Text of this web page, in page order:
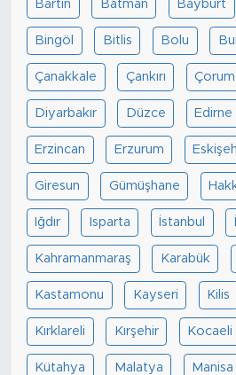
Bartın Batman Bayburt
Bingöl Bitlis Bolu
Çanakkale Çankırı Çorum
Diyarbakır Düzce Edirne
Erzincan Erzurum
Giresun Gümüşhane
Iğdır Isparta İstanbul
Kahramanmaraş Karabük
Kastamonu Kayseri Kilis
Kırklareli Kırşehir Kocaeli
Kütahya Malatya Manisa